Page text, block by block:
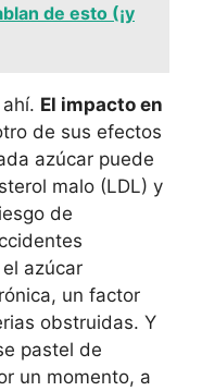
de esto (¡y
El impacto en
de sus efectos
azúcar puede
malo (LDL) y
de
azúcar
un factor
obstruidas. Y
pastel de
un momento, a